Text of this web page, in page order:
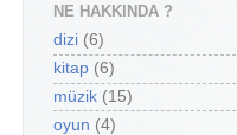
NE HAKKINDA ?
dizi (6)
kitap (6)
müzik (15)
oyun (4)